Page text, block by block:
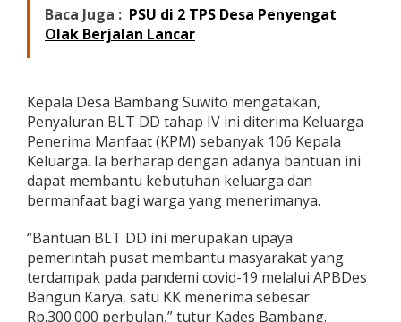
a
T
e
a
B
L
D
D
T
h
p
I
V
T
Baca Juga : PSU di 2 TPS Desa Penyengat
Olak Berjalan Lancar
Kepala Desa Bambang Suwito mengatakan,
Penyaluran BLT DD tahap IV ini diterima Keluarga
Penerima Manfaat (KPM) sebanyak 106 Kepala
Keluarga. Ia berharap dengan adanya bantuan ini
dapat membantu kebutuhan keluarga dan
bermanfaat bagi warga yang menerimanya.
“Bantuan BLT DD ini merupakan upaya
pemerintah pusat membantu masyarakat yang
terdampak pada pandemi covid-19 melalui APBDes
Bangun Karya, satu KK menerima sebesar
Rp.300.000 perbulan,” tutur Kades Bambang.